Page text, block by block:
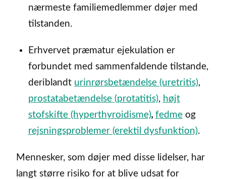
nærmeste familiemedlemmer døjer med
tilstanden.
Erhvervet præmatur ejekulation er
forbundet med sammenfaldende tilstande,
deriblandt urinrørsbetændelse (uretritis),
prostatabetændelse (protatitis), højt
stofskifte (hyperthyroidisme), fedmeog
rejsningsproblemer (erektil dysfunktion).
Mennesker, som døjer med disse lidelser, har
langt større risiko for at blive udsat for